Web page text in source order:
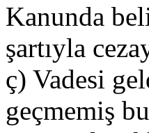
Kanunda
şartıyla
ç) Vadesi
geçmemiş